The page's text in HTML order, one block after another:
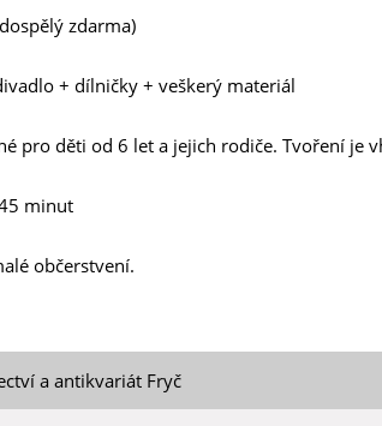
zdarma)
+ dílničky + veškerý materiál
pro děti od 6 let a jejich rodiče. Tvoření je
minut
občerstvení.
a antikvariát Fryč